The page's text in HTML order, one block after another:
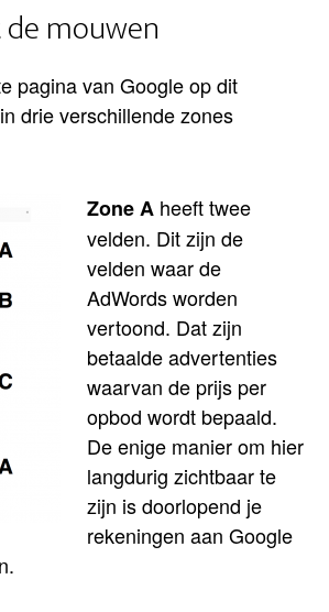
mouwen
pagina van Google op dit
drie verschillende zones
Zone A heeft twee
velden. Dit zijn de
velden waar de
AdWords worden
vertoond. Dat zijn
betaalde advertenties
waarvan de prijs per
opbod wordt bepaald.
De enige manier om hier
langdurig zichtbaar te
zijn is doorlopend je
rekeningen aan Google